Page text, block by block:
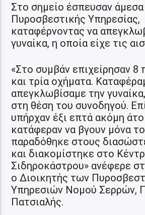
Στο σημείο έσπευσαν άμεσα
Πυροσβεστικής Υπηρεσίας,
καταφέρνοντας να
γυναίκα, η οποία είχε τις
«Στο συμβάν επιχείρησαν 8
και τρία οχήματα.
απεγκλωβίσαμε την
στη θέση του συνοδηγού.
υπήρχαν έξι επτά ακόμη
κατάφεραν να βγουν μόνα
παραδόθηκε στους
και διακομίστηκε στο
Σιδηροκάστρου» ανέφερε
ο Διοικητής των
Υπηρεσιών Νομού Σερρών,
Πατσιαλής.